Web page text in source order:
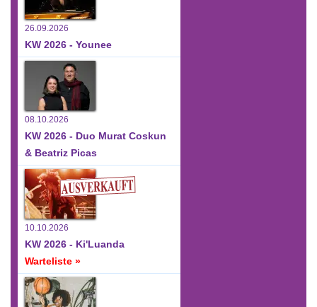
26.09.2026
KW 2026 - Younee
08.10.2026
KW 2026 - Duo Murat Coskun
& Beatriz Picas
10.10.2026
KW 2026 - Ki'Luanda
Warteliste »